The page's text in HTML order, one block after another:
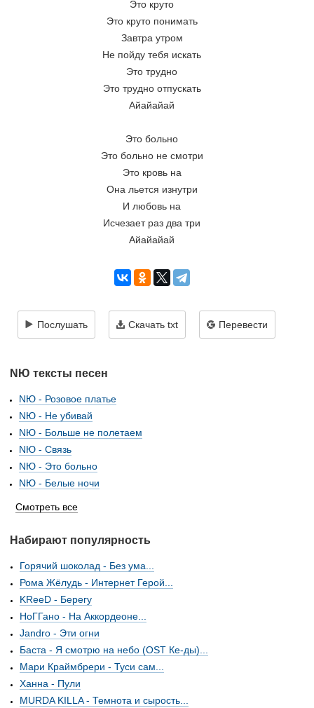
Это круто
Это круто понимать
Завтра утром
Не пойду тебя искать
Это трудно
Это трудно отпускать
Айайайай
Это больно
Это больно не смотри
Это кровь на
Она льется изнутри
И любовь на
Исчезает раз два три
Айайайай
Послушать Скачать txt Перевести
NЮ тексты песен
NЮ - Розовое платье
NЮ - Не убивай
NЮ - Больше не полетаем
NЮ - Связь
NЮ - Это больно
NЮ - Белые ночи
Смотреть все
Набирают популярность
Горячий шоколад - Без ума...
Рома Жёлудь - Интернет Герой...
KReeD - Берегу
НоГГано - На Аккордеоне...
Jandro - Эти огни
Баста - Я смотрю на небо (OST Ке-ды)...
Мари Краймбрери - Туси сам...
Ханна - Пули
MURDA KILLA - Темнота и сырость...